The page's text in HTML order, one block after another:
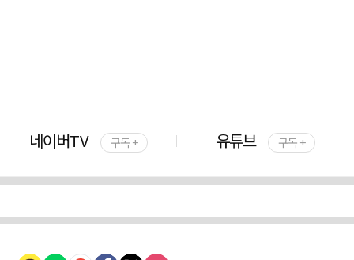
네이버TV 구독 + 유튜브 구독 +